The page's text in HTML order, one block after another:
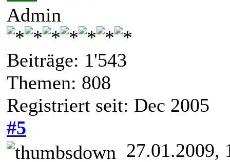
Admin
Beiträge: 1'543
Themen: 808
Registriert seit: Dec 2005
#5
27.01.2009,